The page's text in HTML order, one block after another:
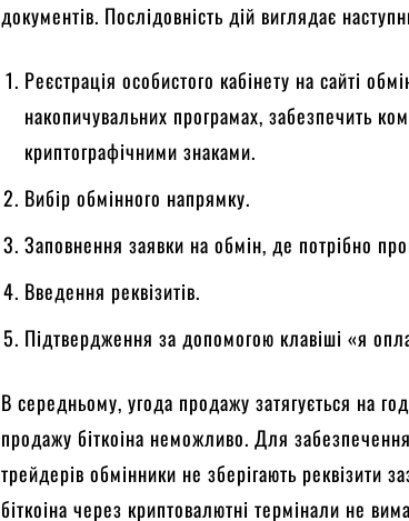
документів. Послідовність дій виглядає
Реєстрація особистого кабінету на сайті
накопичувальних програмах, забезпечить
криптографічними знаками.
Вибір обмінного напрямку.
Заповнення заявки на обмін, де потрібно
Введення реквізитів.
Підтвердження за допомогою клавіші «я
В середньому, угода продажу затягується на
продажу біткоіна неможливо. Для
трейдерів обмінники не зберігають реквізити
біткоіна через криптовалютні термінали не